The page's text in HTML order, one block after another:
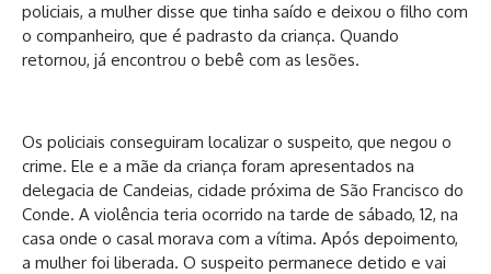
policiais, a mulher disse que tinha saído e deixou o filho com
o companheiro, que é padrasto da criança. Quando
retornou, já encontrou o bebê com as lesões.
Os policiais conseguiram localizar o suspeito, que negou o
crime. Ele e a mãe da criança foram apresentados na
delegacia de Candeias, cidade próxima de São Francisco do
Conde. A violência teria ocorrido na tarde de sábado, 12, na
casa onde o casal morava com a vítima. Após depoimento,
a mulher foi liberada. O suspeito permanece detido e vai